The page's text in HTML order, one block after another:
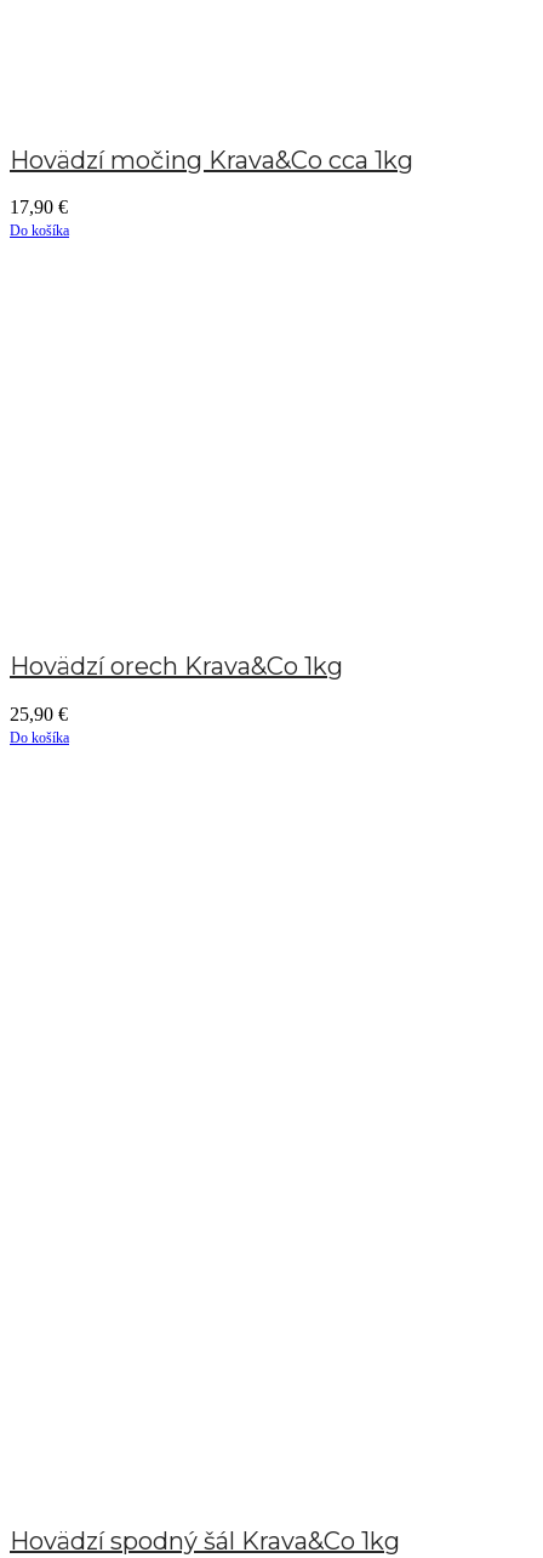
Hovädzí močing Krava&Co cca 1kg
17,90 €
Do košíka
Hovädzí orech Krava&Co 1kg
25,90 €
Do košíka
Hovädzí spodný šál Krava&Co 1kg